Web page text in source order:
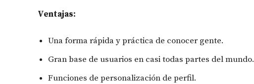
Ventajas:
Una forma rápida y práctica de conocer gente.
Gran base de usuarios en casi todas partes del mundo.
Funciones de personalización de perfil.